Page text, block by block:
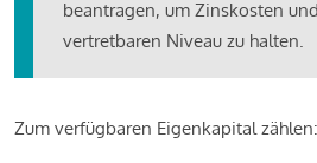
beantragen, um Zinskosten
vertretbaren Niveau zu halten.
Zum verfügbaren Eigenkapital zählen: